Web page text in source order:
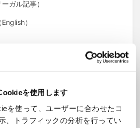
を使用します
を使って、ユーザーに合わせたコ
、トラフィックの分析を行ってい
ガル記事）
）